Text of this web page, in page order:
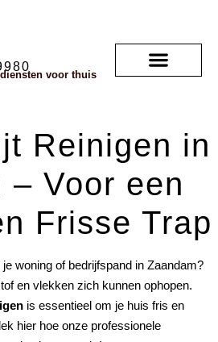
voor thuis
Reinigen in
– Voor een
Frisse Trap
woning of bedrijfspand in Zaandam?
en vlekken zich kunnen ophopen.
is essentieel om je huis fris en
hier hoe onze professionele